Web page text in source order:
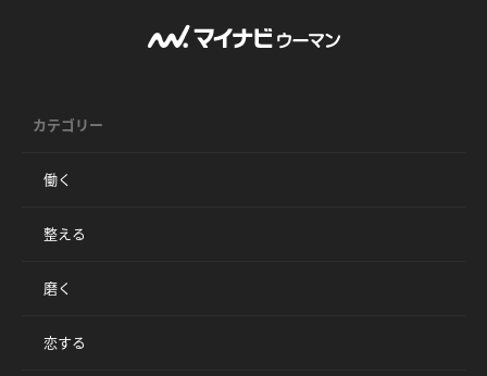
カテゴリー
働く
整える
磨く
恋する